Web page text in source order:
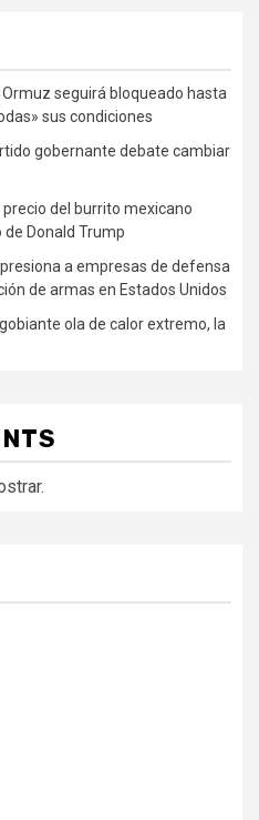
seguirá bloqueado hasta
sus condiciones
gobernante debate cambiar
precio del burrito mexicano
Donald Trump
a empresas de defensa
de armas en Estados Unidos
ola de calor extremo, la